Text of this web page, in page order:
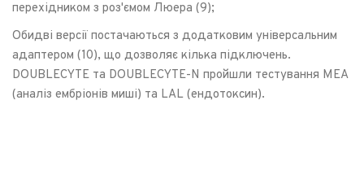
перехідником з роз'ємом Люера (9);
Обидві версії постачаються з додатковим універсальним
адаптером (10), що дозволяє кілька підключень.
DOUBLECYTE та DOUBLECYTE-N пройшли тестування MEA
(аналіз ембріонів миші) та LAL (ендотоксин).